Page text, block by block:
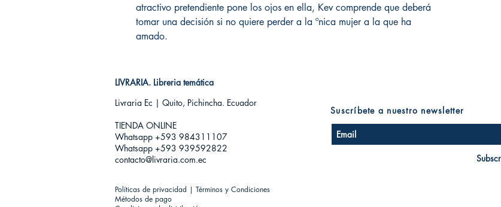
atractivo pretendiente pone los ojos en ella, Kev comprende que deberá
tomar una decisión si no quiere perder a la ºnica mujer a la que ha
amado.
LIVRARIA. Libreria temática
Livraria Ec | Quito, Pichincha. Ecuador
TIENDA ONLINE​
Whatsapp +593 984311107
Whatsapp +593 939592822
contacto@livraria.com.ec
Políticas de privacidad | Términos y Condiciones
Métodos de pago
Suscríbete a nuestro newsletter